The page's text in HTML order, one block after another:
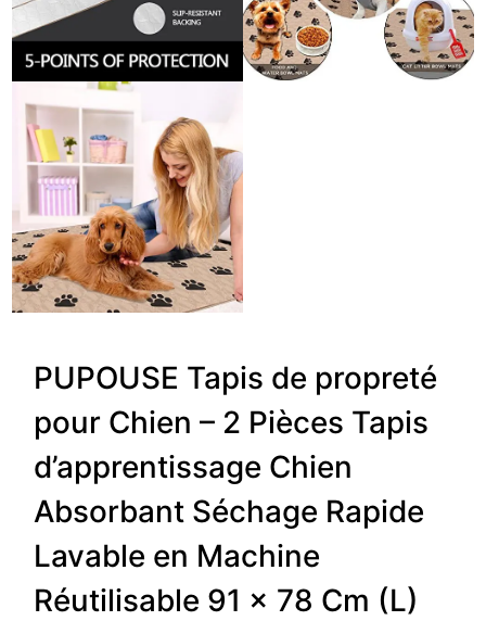
PUPOUSE Tapis de propreté
pour Chien – 2 Pièces Tapis
d’apprentissage Chien
Absorbant Séchage Rapide
Lavable en Machine
Réutilisable 91 x 78 Cm (L)